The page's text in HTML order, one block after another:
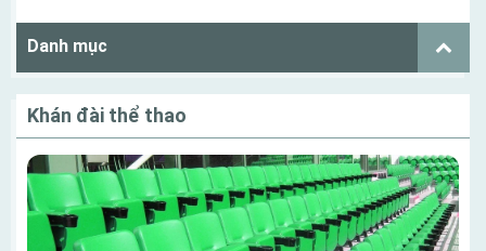
Danh mục
Khán đài thể thao